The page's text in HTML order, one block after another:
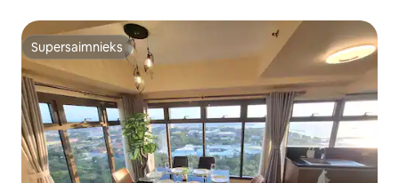
Supersaimnieks
Supersaimnieks